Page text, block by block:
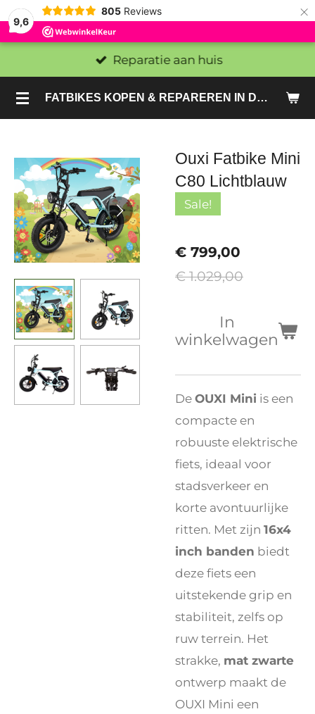
9,6
805 Reviews ×
FATBIKES KOPEN & REPAREREN IN DEN HAAG EN ZOETERMEER - SACHE BIKES
Reparatie aan huis
Ouxi Fatbike Mini
C80 Lichtblauw
Sale!
€ 799,00
€ 1.029,00
In
winkelwagen
DeOUXI Mini is een
compacte en
robuuste elektrische
fiets, ideaal voor
stadsverkeer en
korte avontuurlijke
ritten. Met zijn 16x4
inch banden biedt
deze fiets een
uitstekende grip en
stabiliteit, zelfs op
ruw terrein. Het
strakke, mat zwarte
ontwerp maakt de
OUXI Mini een